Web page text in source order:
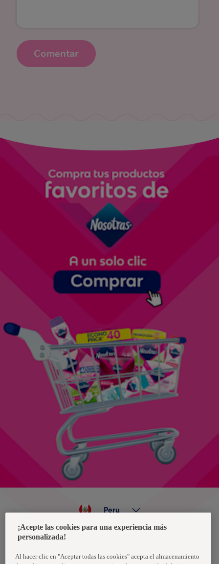
Comentar
Política de privacidad de datos
Peru
¡Acepte las cookies para una experiencia más
personalizada!
Al hacer clic en "Aceptar todas las cookies" acepta el almacenamiento